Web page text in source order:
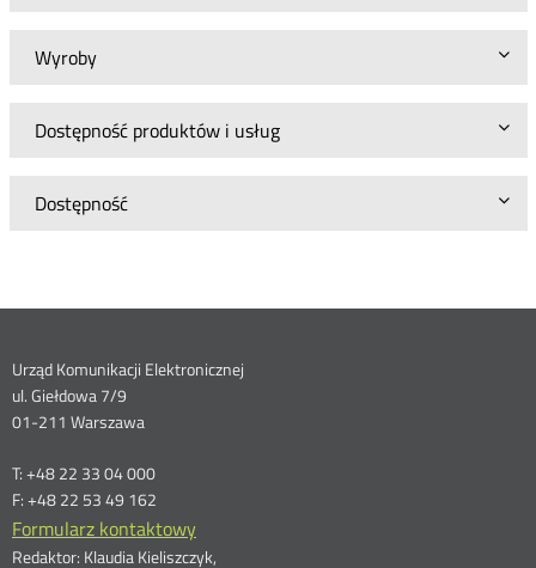
Wyroby
Dostępność produktów i usług
Dostępność
Dane
kontaktowe
Urząd Komunikacji Elektronicznej
ul. Giełdowa 7/9
01-211 Warszawa
T: +48 22 33 04 000
F: +48 22 53 49 162
Formularz kontaktowy
Redaktor: Klaudia Kieliszczyk,